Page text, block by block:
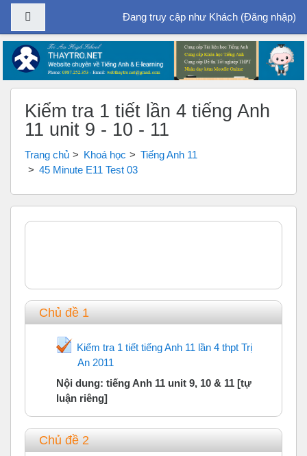
Chuyển tới nội dung chính
Bảng điều khiển cạnhĐang truy cập như Khách (Đăng nhập)
Kiểm tra 1 tiết lần 4 tiếng Anh
11 unit 9 - 10 - 11
Trang chủ Khoá học
Tiếng Anh 11
45 Minute E11 Test 03
Tổng quan các chủ đề
Chủ đề 1
Kiểm tra 1 tiết tiếng Anh 11 lần 4 thpt Trị
An 2011
Trắc nghiệm
Nội dung: tiếng Anh 11 unit 9, 10 & 11 [tự
luận riêng]
Chủ đề 2